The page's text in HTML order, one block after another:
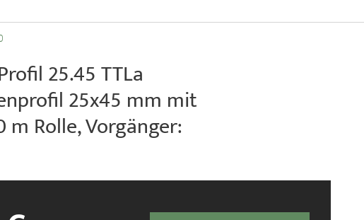
25.45 TTLa
25x45 mm mit
Rolle, Vorgänger: